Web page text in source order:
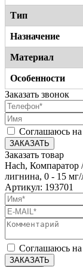
Тип
Назначение
Материал
Особенности
Заказать звонок
Соглашаюсь на
ЗАКАЗАТЬ
Заказать товар
Hach, Компаратор
лигнина, 0 - 15
Артикул: 193701
Соглашаюсь на
ЗАКАЗАТЬ